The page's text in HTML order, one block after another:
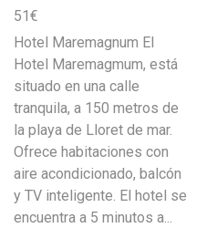
51 €
Hotel Maremagnum El
Hotel Maremagmum, está
situado en una calle
tranquila, a 150 metros de
la playa de Lloret de mar.
Ofrece habitaciones con
aire acondicionado, balcón
y TV inteligente. El hotel se
encuentra a 5 minutos a...